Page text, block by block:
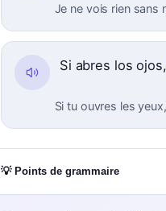
Je ne vois rien sans
Si abres los ojos,
Si tu ouvres les
💡 Points de grammaire